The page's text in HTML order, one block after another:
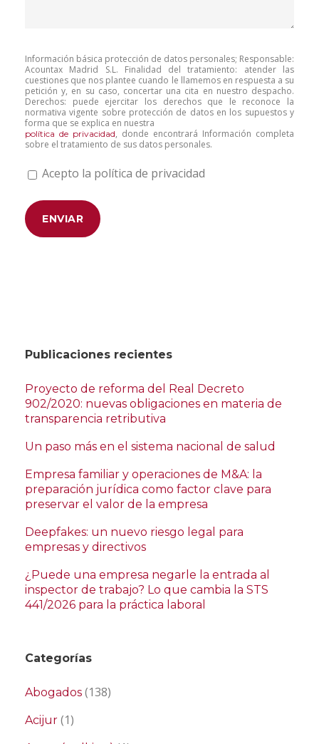
Información básica protección de datos personales; Responsable:
Acountax Madrid S.L. Finalidad del tratamiento: atender las
cuestiones que nos plantee cuando le llamemos en respuesta a su
petición y, en su caso, concertar una cita en nuestro despacho.
Derechos: puede ejercitar los derechos que le reconoce la
normativa vigente sobre protección de datos en los supuestos y
forma que se explica en nuestra
política de privacidad, donde encontrará Información completa
sobre el tratamiento de sus datos personales.
Acepto la política de privacidad
Publicaciones recientes
Proyecto de reforma del Real Decreto
902/2020: nuevas obligaciones en materia de
transparencia retributiva
Un paso más en el sistema nacional de salud
Empresa familiar y operaciones de M&A: la
preparación jurídica como factor clave para
preservar el valor de la empresa
Deepfakes: un nuevo riesgo legal para
empresas y directivos
¿Puede una empresa negarle la entrada al
inspector de trabajo? Lo que cambia la STS
441/2026 para la práctica laboral
Categorías
Abogados (138)
Acijur (1)